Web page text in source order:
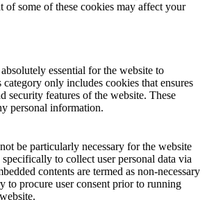
of some of these cookies may affect your
essential for the website to
only includes cookies that ensures
security features of the website. These
personal information.
be particularly necessary for the website
to collect user personal data via
contents are termed as non-necessary
to procure user consent prior to running